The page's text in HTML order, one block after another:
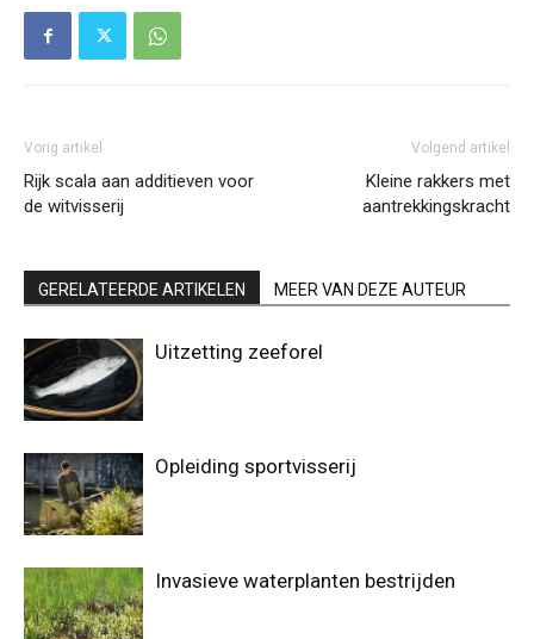
Vorig artikel
Rijk scala aan additieven voor
de witvisserij
Volgend artikel
Kleine rakkers met
aantrekkingskracht
GERELATEERDE ARTIKELEN MEER VAN DEZE AUTEUR
Uitzetting zeeforel
Opleiding sportvisserij
Invasieve waterplanten bestrijden